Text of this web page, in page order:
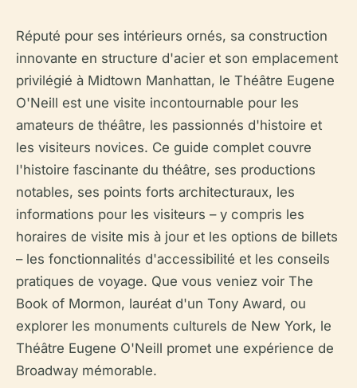
Réputé pour ses intérieurs ornés, sa construction
innovante en structure d'acier et son emplacement
privilégié à Midtown Manhattan, le Théâtre Eugene
O'Neill est une visite incontournable pour les
amateurs de théâtre, les passionnés d'histoire et
les visiteurs novices. Ce guide complet couvre
l'histoire fascinante du théâtre, ses productions
notables, ses points forts architecturaux, les
informations pour les visiteurs – y compris les
horaires de visite mis à jour et les options de billets
– les fonctionnalités d'accessibilité et les conseils
pratiques de voyage. Que vous veniez voir The
Book of Mormon, lauréat d'un Tony Award, ou
explorer les monuments culturels de New York, le
Théâtre Eugene O'Neill promet une expérience de
Broadway mémorable.